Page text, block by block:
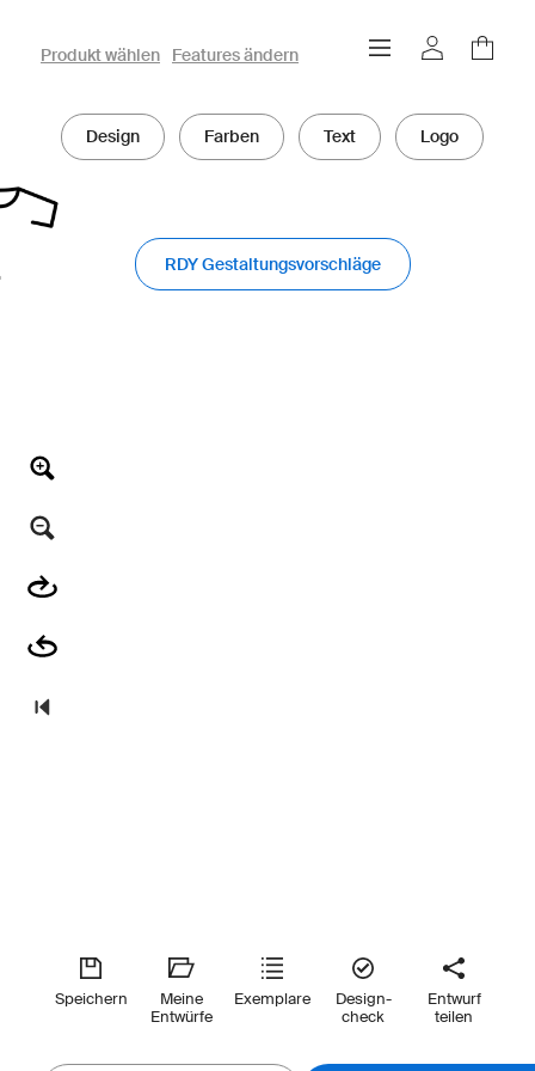
owayo 3D-Konfigurator
Produkt wählen Features ändern
Design Farben Text Logo
RDY Gestaltungsvorschläge
Speichern
Meine
Entwürfe
Exemplare
Design-
check
Entwurf
teilen